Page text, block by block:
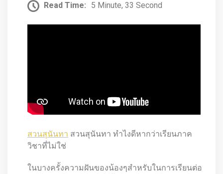
Read Time: 5 Minute, 33 Second
สวนสุนันทา สวนสุนันทา ทำไงดีหากว่าเรียนภาค
วิชาที่ไม่ใช่
ในบางครั้งความฝันของน้องๆสำหรับในการเรียนต่อ